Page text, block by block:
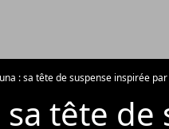
: sa tête de suspense inspirée
tête